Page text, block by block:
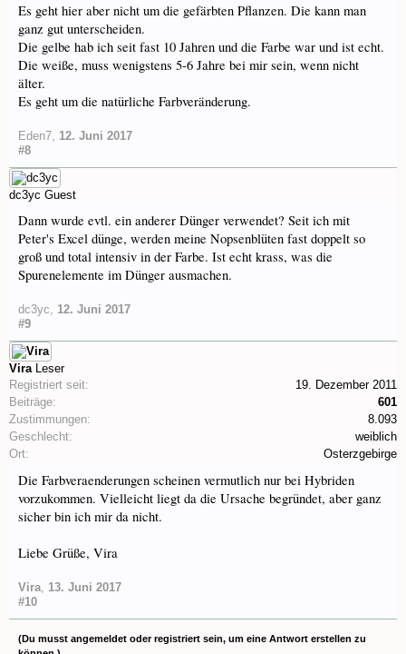
Es geht hier aber nicht um die gefärbten Pflanzen. Die kann man
ganz gut unterscheiden.
Die gelbe hab ich seit fast 10 Jahren und die Farbe war und ist echt.
Die weiße, muss wenigstens 5-6 Jahre bei mir sein, wenn nicht
älter.
Es geht um die natürliche Farbveränderung.
Eden7 12. Juni 2017
#8
dc3yc Guest
Dann wurde evtl. ein anderer Dünger verwendet? Seit ich mit
Peter's Excel dünge, werden meine Nopsenblüten fast doppelt so
groß und total intensiv in der Farbe. Ist echt krass, was die
Spurenelemente im Dünger ausmachen.
dc3yc
12. Juni 2017
#9
Vira Leser
Registriert seit:
19. Dezember 2011
Beiträge:
601
Zustimmungen:
8.093
Geschlecht:
weiblich
Ort:
Osterzgebirge
Die Farbveraenderungen scheinen vermutlich nur bei Hybriden
vorzukommen. Vielleicht liegt da die Ursache begründet, aber ganz
sicher bin ich mir da nicht.
Liebe Grüße, Vira
Vira 13. Juni 2017
#10
(Du musst angemeldet oder registriert sein, um eine Antwort erstellen zu